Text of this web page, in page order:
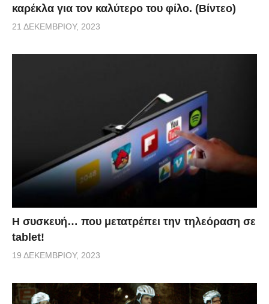
καρέκλα για τον καλύτερο του φίλο. (Βίντεο)
21 ΔΕΚΕΜΒΡΊΟΥ, 2023
Η συσκευή… που μετατρέπει την τηλεόραση σε
tablet!
19 ΔΕΚΕΜΒΡΊΟΥ, 2023